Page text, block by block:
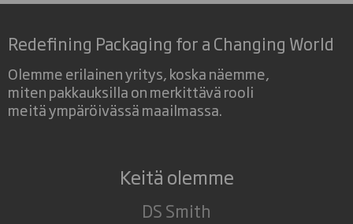
Redefining Packaging for a Changing World
Olemme erilainen yritys, koska näemme,
miten pakkauksilla on merkittävä rooli
meitä ympäröivässä maailmassa.
Keitä olemme
DS Smith